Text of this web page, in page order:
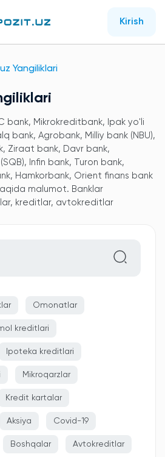
Kirish
Yangiliklari
bank, Mikrokreditbank, Ipak yo'li
bank, Agrobank, Milliy bank (NBU),
Ziraat bank, Davr bank,
Infin bank, Turon bank,
Hamkorbank, Orient finans bank
malumot. Banklar
kreditlar, avtokreditlar
Omonatlar
kreditlari
Ipoteka kreditlari
Mikroqarzlar
Kredit kartalar
Aksiya Covid-19
Boshqalar Avtokreditlar